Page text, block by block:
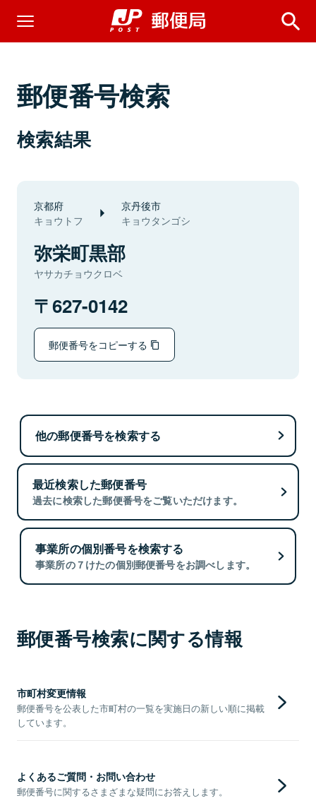
郵便番号検索
検索結果
京都府
キョウトフ
京丹後市
キョウタンゴシ
弥栄町黒部
ヤサカチョウクロベ
627-0142
郵便番号をコピーする
他の郵便番号を検索する
最近検索した郵便番号
過去に検索した郵便番号をご覧いただけます。
事業所の個別番号を検索する
事業所の７けたの個別郵便番号をお調べします。
郵便番号検索に関する情報
市町村変更情報
郵便番号を公表した市町村の一覧を実施日の新しい順に掲載
しています。
よくあるご質問・お問い合わせ
郵便番号に関するさまざまな疑問にお答えします。